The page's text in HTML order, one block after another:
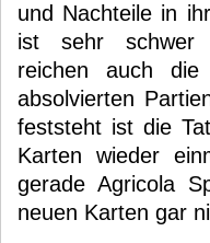
und Nachteile in
ist sehr schwer
reichen auch
absolvierten
feststeht ist die
Karten wieder
gerade Agricola
neuen Karten gar